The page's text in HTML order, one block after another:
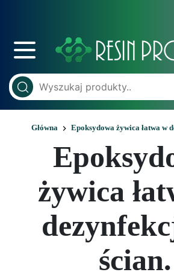
Główna Epoksydowa żywica łatwa w
żywica
ścian.